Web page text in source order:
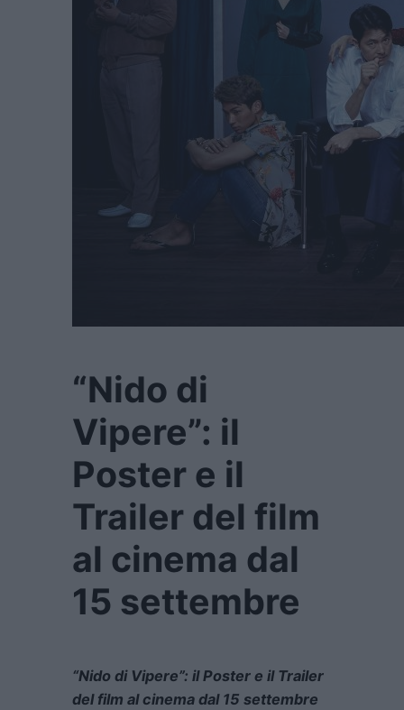
“Nido di
Vipere”: il
Poster e il
Trailer del film
al cinema dal
15 settembre
“Nido di Vipere”: il Poster e il Trailer
del film al cinema dal 15 settembre